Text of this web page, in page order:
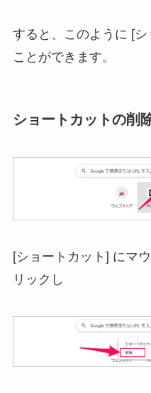
すると、このように [
ことができます。
ショートカットの削
[ショートカット] にマ
リックし